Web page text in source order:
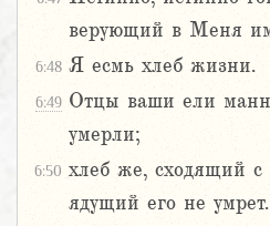
верующий в Меня
6:48 Я есмь хлеб жизни.
6:49 Отцы ваши ели
умерли;
6:50 хлеб же, сходящий с
ядущий его не умрет.